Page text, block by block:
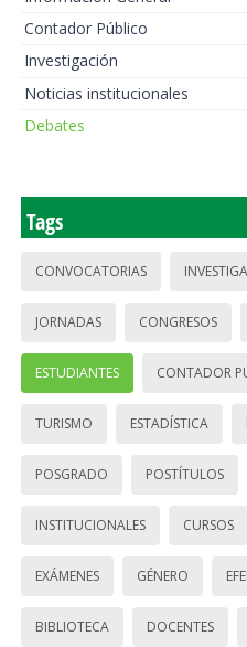
Contador Público
Investigación
Noticias institucionales
Debates
Tags
CONVOCATORIAS
JORNADAS CONGRESOS
ESTUDIANTES CONTADOR
TURISMO ESTADÍSTICA
POSGRADO POSTÍTULOS
INSTITUCIONALES CURSOS
EXÁMENES GÉNERO
BIBLIOTECA DOCENTES